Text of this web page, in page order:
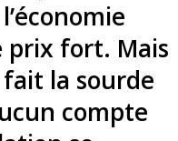
prix fort. Mais
fait la sourde
compte